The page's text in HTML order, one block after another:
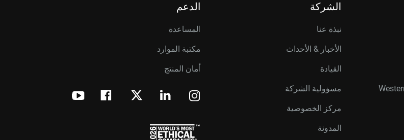
الشركة
نبذة عنا
الأخبار & الأحداث
القيادة
مسؤولية الشركة
مركز الخصوصية
المدونة
الدعم
المساعدة
مكتبة الموارد
أمان المنتج